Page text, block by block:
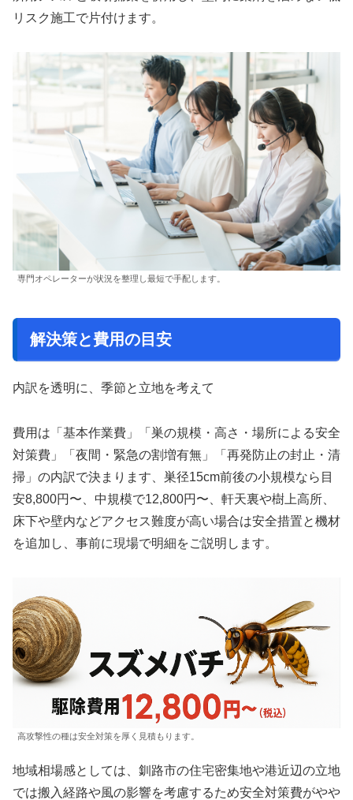
リスク施工で片付けます。
専門オペレーターが状況を整理し最短で手配します。
解決策と費用の目安
内訳を透明に、季節と立地を考えて
費用は「基本作業費」「巣の規模・高さ・場所による安全
対策費」「夜間・緊急の割増有無」「再発防止の封止・清
掃」の内訳で決まります、巣径15cm前後の小規模なら目
安8,800円〜、中規模で12,800円〜、軒天裏や樹上高所、
床下や壁内などアクセス難度が高い場合は安全措置と機材
を追加し、事前に現場で明細をご説明します。
高攻撃性の種は安全対策を厚く見積もります。
地域相場感としては、釧路市の住宅密集地や港近辺の立地
では搬入経路や風の影響を考慮するため安全対策費がやや